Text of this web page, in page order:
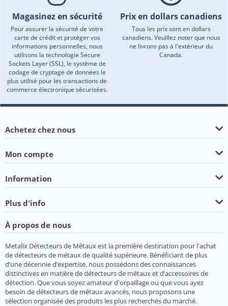
Magasinez en sécurité
Pour assurer la sécurité de votre
carte de crédit et protéger vos
informations personnelles, nous
utilisons la technologie Secure
Sockets Layer (SSL), le système de
codage de cryptage de données le
plus utilisé pour les transactions de
commerce électronique sécurisées.
Prix en dollars canadiens
Tous les prix sont en dollars
canadiens. Veuillez noter que nous
ne livrons pas à l'extérieur du
Canada.
Achetez chez nous
Mon compte
Information
Plus d'info
À propos de nous
Metalix Détecteurs de Métaux est la première destination pour l'achat
de détecteurs de métaux de qualité supérieure. Bénéficiant de plus
d’une décennie d’expertise, nous possédons des connaissances
distinctives en matière de détecteurs de métaux et d’accessoires de
détection. Que vous soyez amateur d'orpaillage ou que vous ayez
besoin de détecteurs de métaux avancés, nous proposons une
sélection organisée des produits les plus recherchés du marché.